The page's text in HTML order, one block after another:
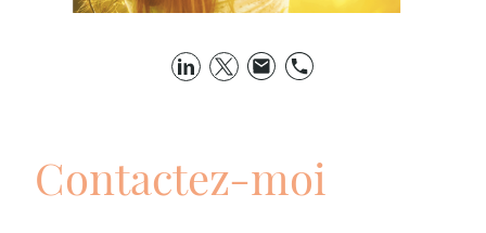
Contactez-moi